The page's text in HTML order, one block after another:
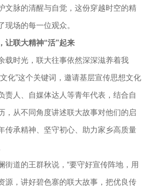
文脉的清醒与自觉，这份穿越时空的精
现场的每一位观众。
让联大精神“活”起来
时光，联大往事依然深深滋养着我
化”这个关键词，邀请基层宣传思想文化
责人、自媒体达人等青年代表，结合自
，从不同角度讲述联大故事对他们的启
传承精神、坚守初心、助力家乡高质量
道的王群秋说，“要守好宣传阵地，用
源，讲好碧色寨的联大故事，把优良传